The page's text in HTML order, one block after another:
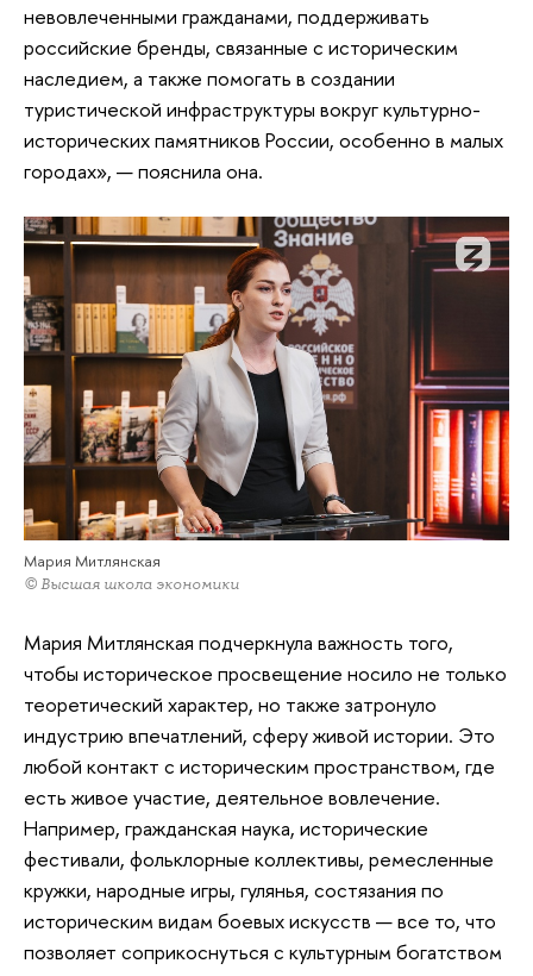
невовлеченными гражданами, поддерживать
российские бренды, связанные с историческим
наследием, а также помогать в создании
туристической инфраструктуры вокруг культурно-
исторических памятников России, особенно в малых
городах», — пояснила она.
Мария Митлянская
© Высшая школа экономики
Мария Митлянская подчеркнула важность того,
чтобы историческое просвещение носило не только
теоретический характер, но также затронуло
индустрию впечатлений, сферу живой истории. Это
любой контакт с историческим пространством, где
есть живое участие, деятельное вовлечение.
Например, гражданская наука, исторические
фестивали, фольклорные коллективы, ремесленные
кружки, народные игры, гулянья, состязания по
историческим видам боевых искусств — все то, что
позволяет соприкоснуться с культурным богатством